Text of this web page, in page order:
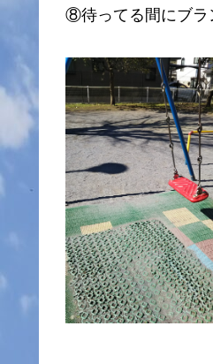
⑧待ってる間にブラ